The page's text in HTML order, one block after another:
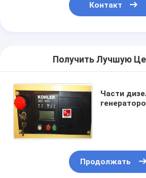
Контакт
Получить Лучшую
Части
Продолжать